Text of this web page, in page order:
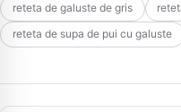
reteta de galuste de gris
reteta de supa de pui cu galuste